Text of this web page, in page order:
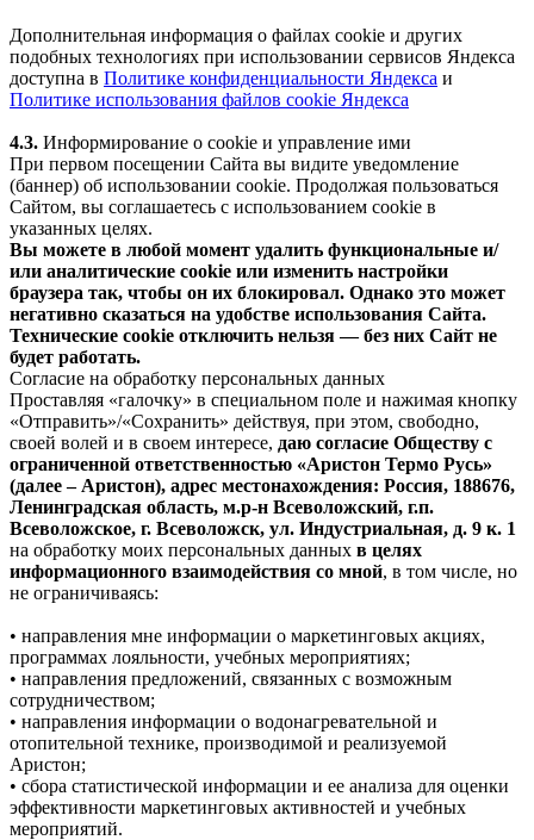
Дополнительная информация о файлах cookie и других
подобных технологиях при использовании сервисов Яндекса
доступна в Политике конфиденциальности Яндекса и
Политике использования файлов cookie Яндекса
4.3. Информирование о cookie и управление ими
При первом посещении Сайта вы видите уведомление
(баннер) об использовании cookie. Продолжая пользоваться
Сайтом, вы соглашаетесь с использованием cookie в
указанных целях.
Вы можете в любой момент удалить функциональные и/
или аналитические cookie или изменить настройки
браузера так, чтобы он их блокировал. Однако это может
негативно сказаться на удобстве использования Сайта.
Технические cookie отключить нельзя — без них Сайт не
будет работать.
Согласие на обработку персональных данных
Проставляя «галочку» в специальном поле и нажимая кнопку
«Отправить»/«Сохранить» действуя, при этом, свободно,
своей волей и в своем интересе, даю согласие Обществу с
ограниченной ответственностью «Аристон Термо Русь»
(далее – Аристон), адрес местонахождения: Россия, 188676,
Ленинградская область, м.р-н Всеволожский, г.п.
Всеволожское, г. Всеволожск, ул. Индустриальная, д. 9 к. 1
на обработку моих персональных данных в целях
информационного взаимодействия со мной, в том числе, но
не ограничиваясь:
• направления мне информации о маркетинговых акциях,
программах лояльности, учебных мероприятиях;
• направления предложений, связанных с возможным
сотрудничеством;
• направления информации о водонагревательной и
отопительной технике, производимой и реализуемой
Аристон;
• сбора статистической информации и ее анализа для оценки
эффективности маркетинговых активностей и учебных
мероприятий.